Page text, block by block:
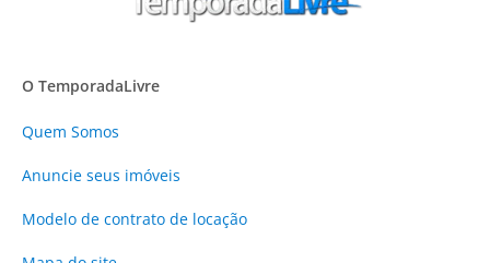
O TemporadaLivre
Quem Somos
Anuncie seus imóveis
Modelo de contrato de locação